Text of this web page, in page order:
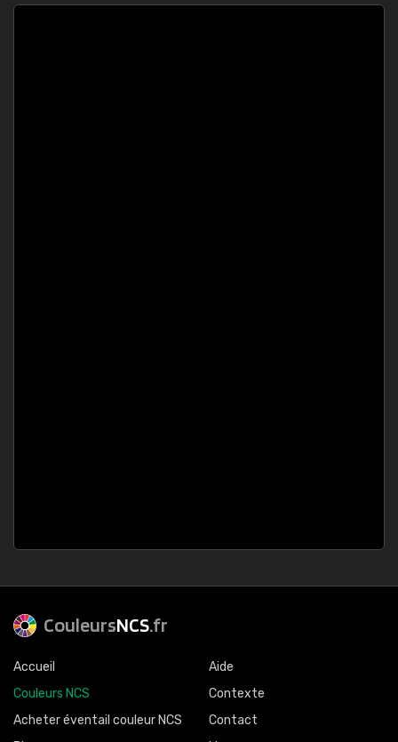
CouleursNCS.fr
Accueil
Couleurs NCS
Acheter éventail couleur NCS
Aide
Contexte
Contact